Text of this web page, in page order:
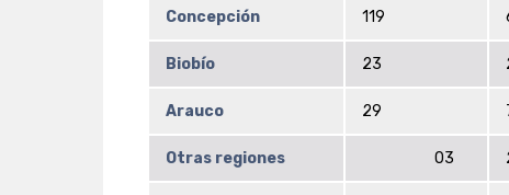
Concepción 119
Biobío 23
Arauco 29
Otras regiones 03